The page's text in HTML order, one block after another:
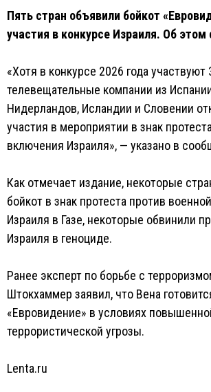
Пять стран объявили бойкот
участия в конкурсе Израиля. Об
«Хотя в конкурсе 2026 года участвуют
телевещательные компании из
Нидерландов, Исландии и Словении
участия в мероприятии в знак
включения Израиля», — указано в
Как отмечает издание, некоторые
бойкот в знак протеста против
Израиля в Газе, некоторые обвинили
Израиля в геноциде.
Ранее эксперт по борьбе с
Штокхаммер заявил, что Вена
«Евровидение» в условиях
террористической угрозы.
Lenta.ru